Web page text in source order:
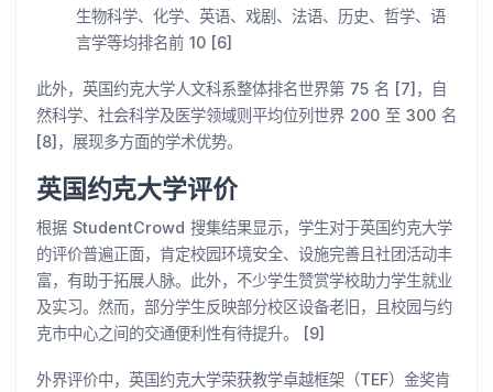
生物科学、化学、英语、戏剧、法语、历史、哲学、语
言学等均排名前 10 [6]
此外，英国约克大学人文科系整体排名世界第 75 名 [7]，自
然科学、社会科学及医学领域则平均位列世界 200 至 300 名
[8]，展现多方面的学术优势。
英国约克大学评价
根据 StudentCrowd 搜集结果显示，学生对于英国约克大学
的评价普遍正面，肯定校园环境安全、设施完善且社团活动丰
富，有助于拓展人脉。此外，不少学生赞赏学校助力学生就业
及实习。然而，部分学生反映部分校区设备老旧，且校园与约
克市中心之间的交通便利性有待提升。 [9]
外界评价中，英国约克大学荣获教学卓越框架（TEF）金奖肯